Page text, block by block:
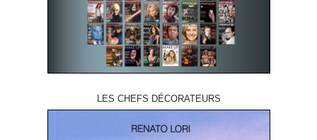
LES CHEFS DÉCORATEURS